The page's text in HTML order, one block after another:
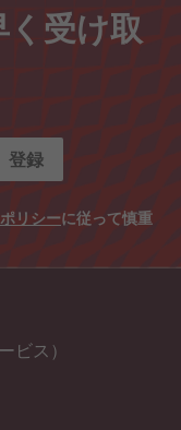
受け取
登録
リシーに従って慎重
ビス）